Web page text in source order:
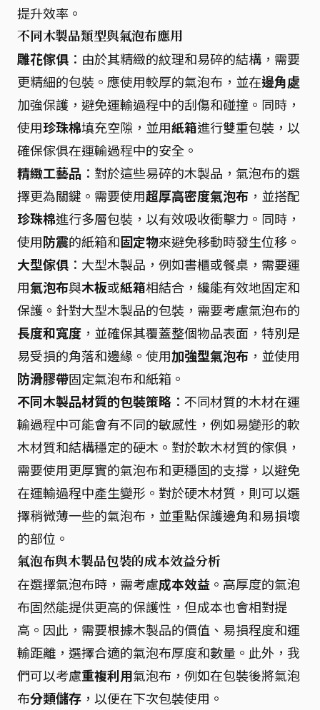
提升效率。
不同木製品類型與氣泡布應用
雕花傢俱 ：由於其精緻的紋理和易碎的結構，需要
更精細的包裝。應使用較厚的氣泡布，並在邊角處
加強保護，避免運輸過程中的刮傷和碰撞。同時，
使用珍珠棉填充空隙，並用紙箱進行雙重包裝，以
確保傢俱在運輸過程中的安全。
精緻工藝品 ：對於這些易碎的木製品，氣泡布的選
擇更為關鍵。需要使用超厚高密度氣泡布 ，並搭配
珍珠棉進行多層包裝，以有效吸收衝擊力。同時，
使用防震的紙箱和固定物來避免移動時發生位移。
大型傢俱 ：大型木製品，例如書櫃或餐桌，需要運
用氣泡布與木板或紙箱相結合，纔能有效地固定和
保護。針對大型木製品的包裝，需要考慮氣泡布的
長度和寬度 ，並確保其覆蓋整個物品表面，特別是
易受損的角落和邊緣。使用加強型氣泡布 ，並使用
防滑膠帶固定氣泡布和紙箱。
不同木製品材質的包裝策略 ：不同材質的木材在運
輸過程中可能會有不同的敏感性，例如易變形的軟
木材質和結構穩定的硬木。對於軟木材質的傢俱，
需要使用更厚實的氣泡布和更穩固的支撐，以避免
在運輸過程中產生變形。對於硬木材質，則可以選
擇稍微薄一些的氣泡布，並重點保護邊角和易損壞
的部位。
氣泡布與木製品包裝的成本效益分析
在選擇氣泡布時，需考慮成本效益 。高厚度的氣泡
布固然能提供更高的保護性，但成本也會相對提
高。因此，需要根據木製品的價值、易損程度和運
輸距離，選擇合適的氣泡布厚度和數量。此外，我
們可以考慮重複利用氣泡布，例如在包裝後將氣泡
布分類儲存 ，以便在下次包裝使用。